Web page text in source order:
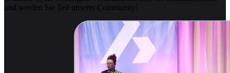
und werden Sie Teil unserer Community!